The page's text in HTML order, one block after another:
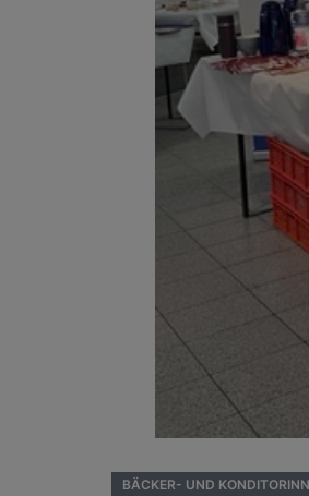
BÄCKER- UND